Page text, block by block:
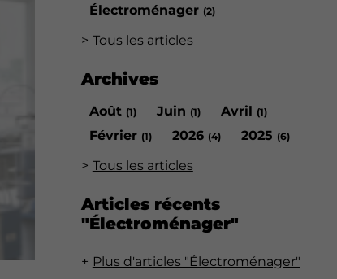
Électroménager (2)
Tous les articles
Archives
Août (1) Juin (1) Avril (1)
Février (1) 2026 (4) 2025 (6)
Tous les articles
Articles récents
"Électroménager"
Plus d'articles "Électroménager"